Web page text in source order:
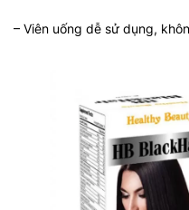
– Viên uống dễ sử dụng,